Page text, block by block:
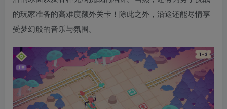
的玩家准备的高难度额外关卡！除此之外，沿途还能尽情享
受梦幻般的音乐与氛围。